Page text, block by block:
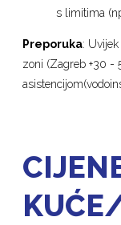
s limitima
Preporuka:
zoni (Zagreb +30 -